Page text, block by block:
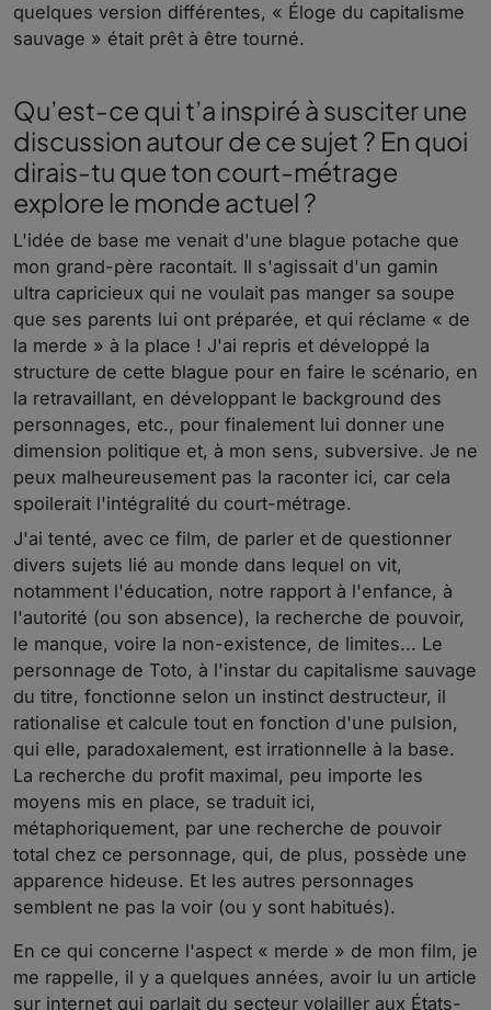
quelques version différentes, « Éloge du capitalisme
sauvage » était prêt à être tourné.
Qu’est-ce qui t’a inspiré à susciter une
discussion autour de ce sujet ? En quoi
dirais-tu que ton court-métrage
explore le monde actuel ?
L'idée de base me venait d'une blague potache que
mon grand-père racontait. Il s'agissait d'un gamin
ultra capricieux qui ne voulait pas manger sa soupe
que ses parents lui ont préparée, et qui réclame « de
la merde » à la place ! J'ai repris et développé la
structure de cette blague pour en faire le scénario, en
la retravaillant, en développant le background des
personnages, etc., pour finalement lui donner une
dimension politique et, à mon sens, subversive. Je ne
peux malheureusement pas la raconter ici, car cela
spoilerait l'intégralité du court-métrage.
J'ai tenté, avec ce film, de parler et de questionner
divers sujets lié au monde dans lequel on vit,
notamment l'éducation, notre rapport à l'enfance, à
l'autorité (ou son absence), la recherche de pouvoir,
le manque, voire la non-existence, de limites... Le
personnage de Toto, à l'instar du capitalisme sauvage
du titre, fonctionne selon un instinct destructeur, il
rationalise et calcule tout en fonction d'une pulsion,
qui elle, paradoxalement, est irrationnelle à la base.
La recherche du profit maximal, peu importe les
moyens mis en place, se traduit ici,
métaphoriquement, par une recherche de pouvoir
total chez ce personnage, qui, de plus, possède une
apparence hideuse. Et les autres personnages
semblent ne pas la voir (ou y sont habitués).
En ce qui concerne l'aspect « merde » de mon film, je
me rappelle, il y a quelques années, avoir lu un article
sur internet qui parlait du secteur volailler aux États-